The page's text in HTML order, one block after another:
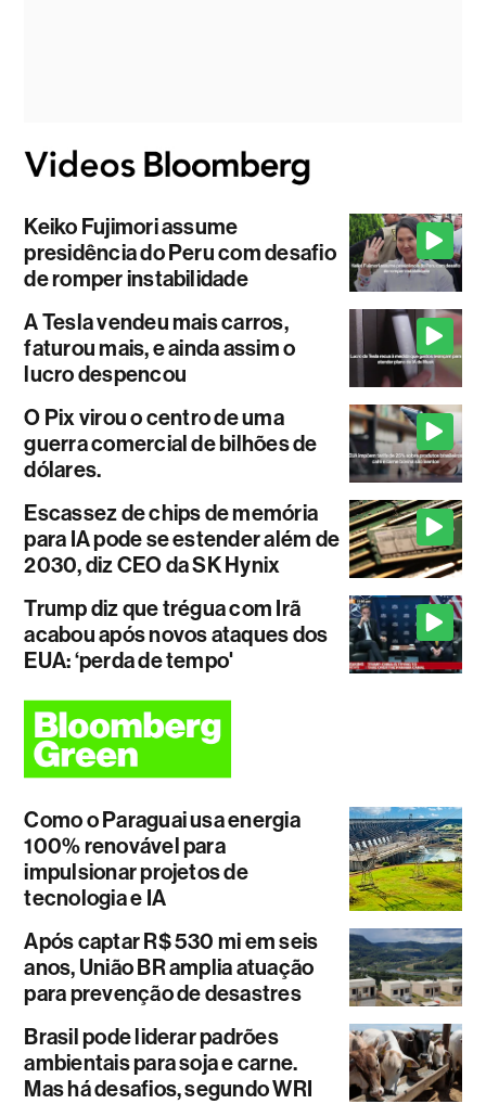
Keiko Fujimori assume
presidência do Peru com desafio
de romper instabilidade
A Tesla vendeu mais carros,
faturou mais, e ainda assim o
lucro despencou
O Pix virou o centro de uma
guerra comercial de bilhões de
dólares.
Escassez de chips de memória
para IA pode se estender além de
2030, diz CEO da SK Hynix
Trump diz que trégua com Irã
acabou após novos ataques dos
EUA: ‘perda de tempo'
Como o Paraguai usa energia
100% renovável para
impulsionar projetos de
tecnologia e IA
Após captar R$ 530 mi em seis
anos, União BR amplia atuação
para prevenção de desastres
Brasil pode liderar padrões
ambientais para soja e carne.
Mas há desafios, segundo WRI